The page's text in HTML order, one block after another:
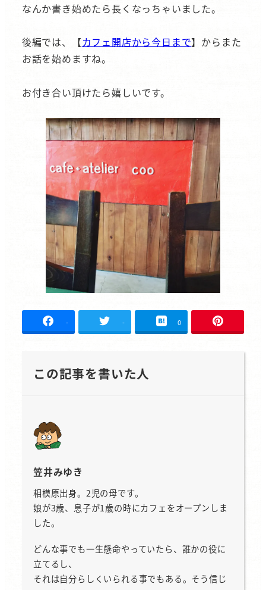
なんか書き始めたら長くなっちゃいました。
後編では、【カフェ開店から今日まで】からまた
お話を始めますね。
お付き合い頂けたら嬉しいです。
- - 0
この記事を書いた人
笠井みゆき
相模原出身。2児の母です。
娘が3歳、息子が1歳の時にカフェをオープンしま
した。
どんな事でも一生懸命やっていたら、誰かの役に
立てるし、
それは自分らしくいられる事でもある。そう信じ